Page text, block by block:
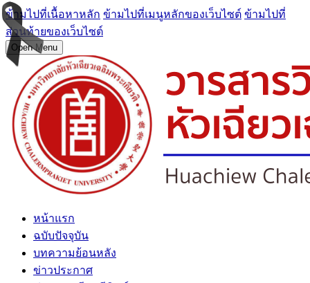
ข้ามไปที่เนื้อหาหลัก ข้ามไปที่เมนูหลักของเว็บไซต์ ข้ามไปที่
ส่วนท้ายของเว็บไซต์
Open Menu
หน้าแรก
ฉบับปัจจุบัน
บทความย้อนหลัง
ข่าวประกาศ